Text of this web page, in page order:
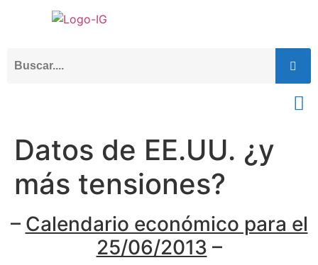
Datos de EE.UU. ¿y
más tensiones?
– Calendario económico para el
25/06/2013 –